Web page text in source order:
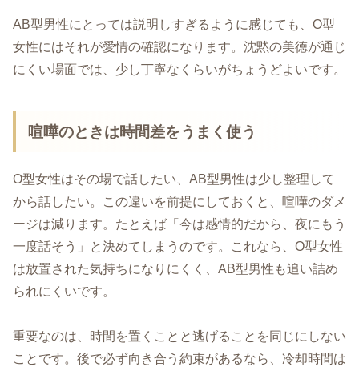
AB型男性にとっては説明しすぎるように感じても、O型
女性にはそれが愛情の確認になります。沈黙の美徳が通じ
にくい場面では、少し丁寧なくらいがちょうどよいです。
喧嘩のときは時間差をうまく使う
O型女性はその場で話したい、AB型男性は少し整理して
から話したい。この違いを前提にしておくと、喧嘩のダメ
ージは減ります。たとえば「今は感情的だから、夜にもう
一度話そう」と決めてしまうのです。これなら、O型女性
は放置された気持ちになりにくく、AB型男性も追い詰め
られにくいです。
重要なのは、時間を置くことと逃げることを同じにしない
ことです。後で必ず向き合う約束があるなら、冷却時間は